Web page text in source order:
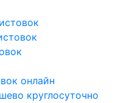
онлайн
круглосуточно